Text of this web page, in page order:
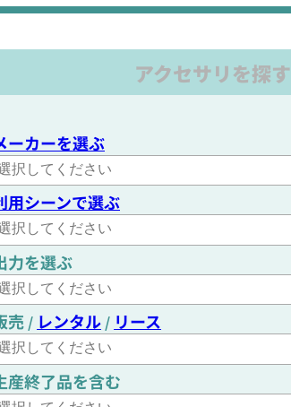
アクセサリを探す
ーカーを選ぶ
用シーンで選ぶ
力を選ぶ
売 / レンタル / リース
産終了品を含む